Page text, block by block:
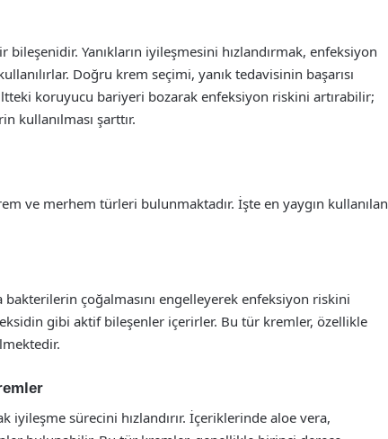
Yanıkların iyileşmesini hızlandırmak, enfeksiyon
Doğru krem seçimi, yanık tedavisinin başarısı
koruyucu bariyeri bozarak enfeksiyon riskini artırabilir;
kullanılması şarttır.
ve merhem türleri bulunmaktadır. İşte en yaygın kullanılan
çoğalmasını engelleyerek enfeksiyon riskini
gibi aktif bileşenler içerirler. Bu tür kremler, özellikle
sürecini hızlandırır. İçeriklerinde aloe vera,